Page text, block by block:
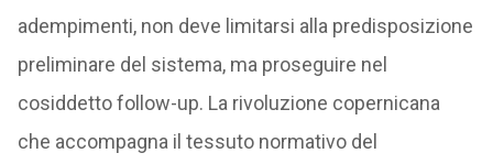
adempimenti, non deve limitarsi alla predisposizione
preliminare del sistema, ma proseguire nel
cosiddetto follow-up. La rivoluzione copernicana
che accompagna il tessuto normativo del